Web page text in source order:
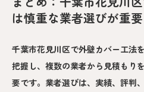
は慎重な業者選びが重要
千葉市花見川区で外壁カバー工法
把握し、複数の業者から見積もり
要です。業者選びは、実績、評判